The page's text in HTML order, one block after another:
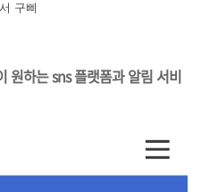
구삐
원하는 sns 플랫폼과 알림 서비